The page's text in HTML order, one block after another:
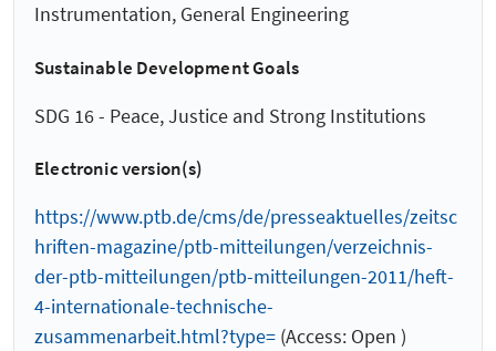
Instrumentation, General Engineering
Sustainable Development Goals
SDG 16 - Peace, Justice and Strong Institutions
Electronic version(s)
https://www.ptb.de/cms/de/presseaktuelles/zeitsc
hriften-magazine/ptb-mitteilungen/verzeichnis-
der-ptb-mitteilungen/ptb-mitteilungen-2011/heft-
4-internationale-technische-
zusammenarbeit.html?type= (Access: Open )